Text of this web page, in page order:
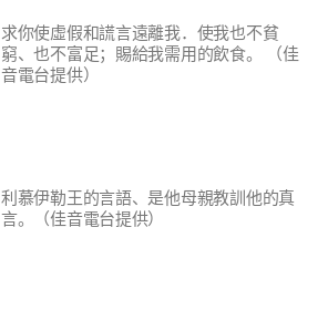
求你使虛假和謊言遠離我．使我也不貧
窮、也不富足；賜給我需用的飲食。 （佳
音電台提供）
利慕伊勒王的言語、是他母親教訓他的真
言。（佳音電台提供）